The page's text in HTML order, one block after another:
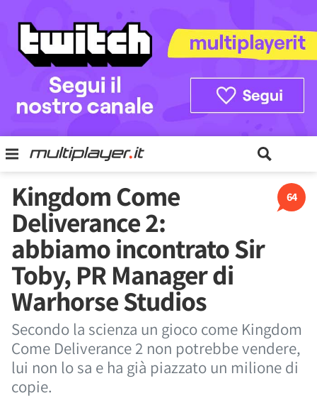
64
Kingdom Come
Deliverance 2:
abbiamo incontrato Sir
Toby, PR Manager di
Warhorse Studios
Secondo la scienza un gioco come Kingdom
Come Deliverance 2 non potrebbe vendere,
lui non lo sa e ha già piazzato un milione di
copie.